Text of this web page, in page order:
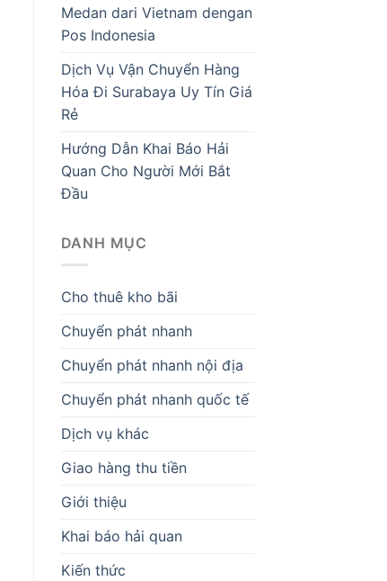
Medan dari Vietnam dengan
Pos Indonesia
Dịch Vụ Vận Chuyển Hàng
Hóa Đi Surabaya Uy Tín Giá
Rẻ
Hướng Dẫn Khai Báo Hải
Quan Cho Người Mới Bắt
Đầu
DANH MỤC
Cho thuê kho bãi
Chuyển phát nhanh
Chuyển phát nhanh nội địa
Chuyển phát nhanh quốc tế
Dịch vụ khác
Giao hàng thu tiền
Giới thiệu
Khai báo hải quan
Kiến thức